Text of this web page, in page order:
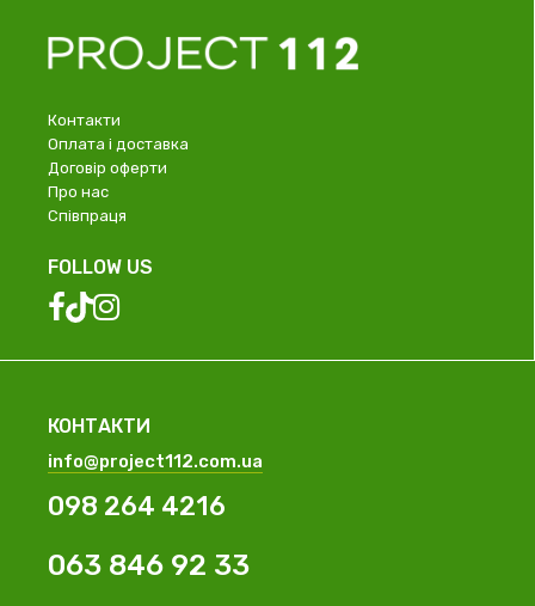
Контакти
Оплата і доставка
Договір оферти
Про нас
Співпраця
FOLLOW US
КОНТАКТИ
info@project112.com.ua
098 264 4216
063 846 92 33